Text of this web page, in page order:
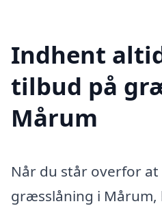
Indhent
tilbud på
Mårum
Når du står overfor
græsslåning i